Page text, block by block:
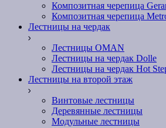
Композитная черепица
Композитная черепица
Лестницы на чердак
Лестницы OMAN
Лестницы на чердак Dolle
Лестницы на чердак Hot
Лестницы на второй этаж
Винтовые лестницы
Деревянные лестницы
Модульные лестницы